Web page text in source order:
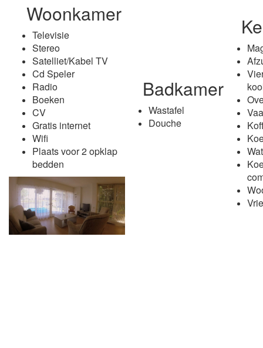
Woonkamer
Televisie
Stereo
Satelliet/Kabel TV
Cd Speler
Radio
Boeken
CV
Gratis internet
Wifi
Plaats voor 2 opklap
bedden
Badkamer
Wastafel
Douche